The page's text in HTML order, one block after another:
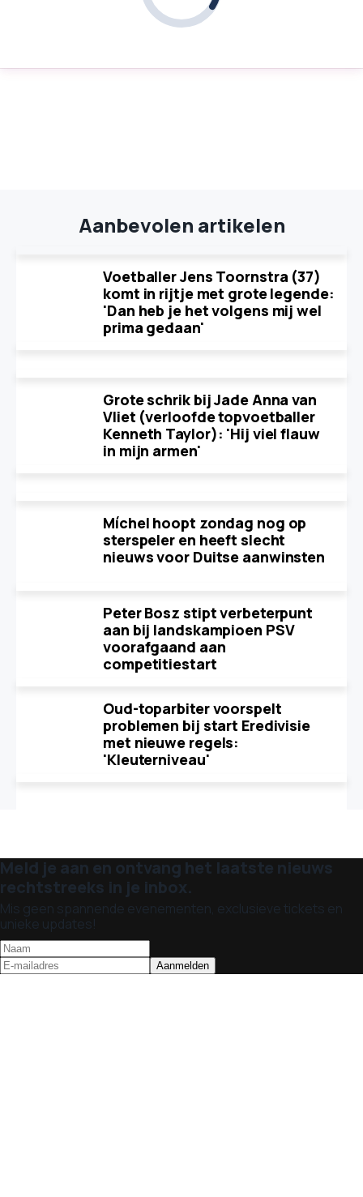
Aanbevolen artikelen
Voetballer Jens Toornstra (37)
komt in rijtje met grote legende:
'Dan heb je het volgens mij wel
prima gedaan'
Grote schrik bij Jade Anna van
Vliet (verloofde topvoetballer
Kenneth Taylor): 'Hij viel flauw
in mijn armen'
Míchel hoopt zondag nog op
sterspeler en heeft slecht
nieuws voor Duitse aanwinsten
Peter Bosz stipt verbeterpunt
aan bij landskampioen PSV
voorafgaand aan
competitiestart
Oud-toparbiter voorspelt
problemen bij start Eredivisie
met nieuwe regels:
'Kleuterniveau'
Meld je aan en ontvang het laatste nieuws
rechtstreeks in je inbox.
Mis geen spannende evenementen, exclusieve tickets en
unieke updates!